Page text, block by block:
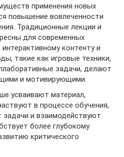
применения новых
повышение вовлеченности
Традиционные лекции и
для современных
контенту и
такие как игровые техники,
задачи, делают
и мотивирующими.
усваивают материал,
в процессе обучения,
и взаимодействуют
более глубокому
критического